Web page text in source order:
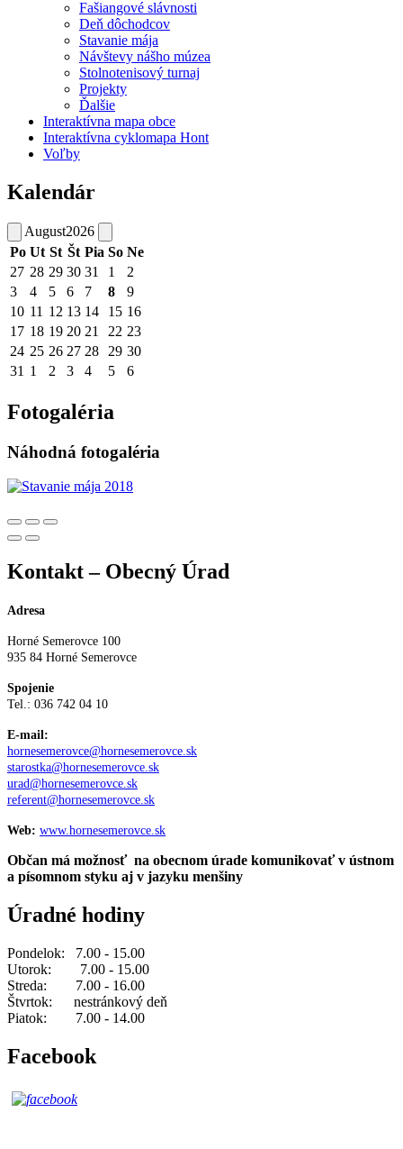
Fašiangové slávnosti
Deň dôchodcov
Stavanie mája
Návštevy nášho múzea
Stolnotenisový turnaj
Projekty
Ďalšie
Interaktívna mapa obce
Interaktívna cyklomapa Hont
Voľby
Kalendár
August2026
Po Ut St Št Pia So Ne
27 28 29 30 31 1
2
3
4 5 6 7 8
9
10 11 12 13 14 15 16
17 18 19 20 21 22 23
24 25 26 27 28 29 30
31 1 2 3 4 5 6
Fotogaléria
Náhodná fotogaléria
Kontakt – Obecný Úrad
Adresa
Horné Semerovce 100
935 84 Horné Semerovce
Spojenie
Tel.: 036 742 04 10
E-mail:
hornesemerovce@hornesemerovce.sk
starostka@hornesemerovce.sk
urad@hornesemerovce.sk
referent@hornesemerovce.sk
Web: www.hornesemerovce.sk
Občan má možnosť na obecnom úrade komunikovať v ústnom
a písomnom styku aj v jazyku menšiny
Úradné hodiny
Pondelok: 7.00 - 15.00
Utorok: 7.00 - 15.00
Streda: 7.00 - 16.00
Štvrtok: nestránkový deň
Piatok: 7.00 - 14.00
Facebook